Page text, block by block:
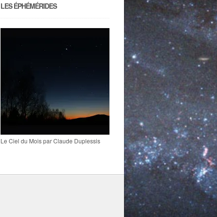
LES ÉPHÉMÉRIDES
Le Ciel du Mois par Claude Duplessis